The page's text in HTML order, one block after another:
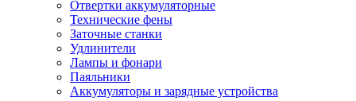
Отвертки аккумуляторные
Технические фены
Заточные станки
Удлинители
Лампы и фонари
Паяльники
Аккумуляторы и зарядные устройства